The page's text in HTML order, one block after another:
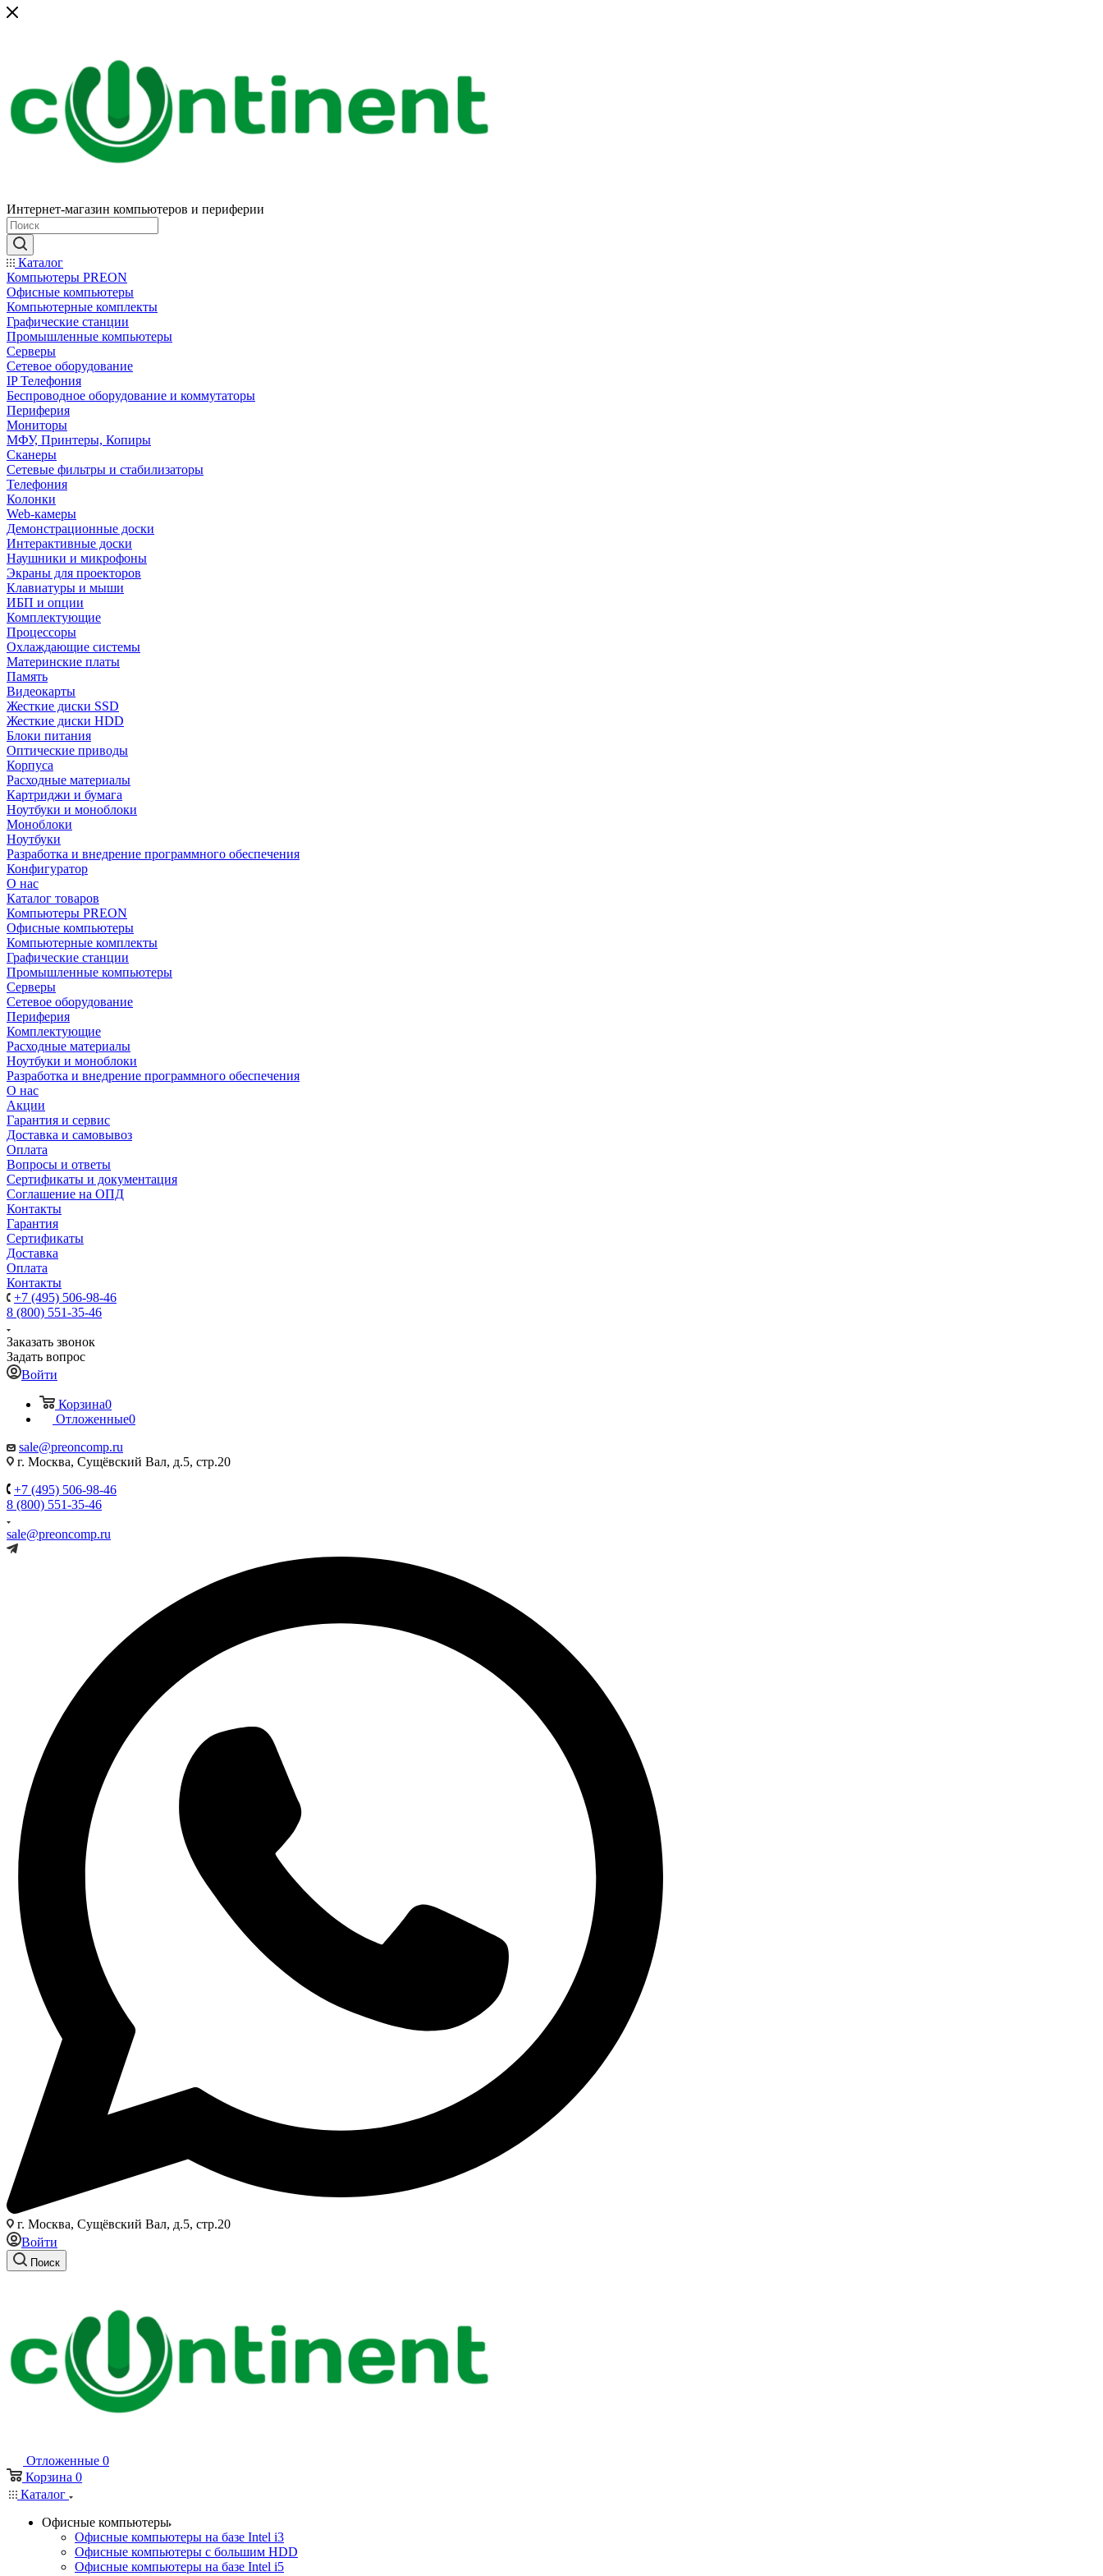
Интернет-магазин компьютеров и периферии
Каталог
Компьютеры PREON
Офисные компьютеры
Компьютерные комплекты
Графические станции
Промышленные компьютеры
Серверы
Сетевое оборудование
IP Телефония
Беспроводное оборудование и коммутаторы
Периферия
Мониторы
МФУ, Принтеры, Копиры
Сканеры
Сетевые фильтры и стабилизаторы
Телефония
Колонки
Web-камеры
Демонстрационные доски
Интерактивные доски
Наушники и микрофоны
Экраны для проекторов
Клавиатуры и мыши
ИБП и опции
Комплектующие
Процессоры
Охлаждающие системы
Материнские платы
Память
Видеокарты
Жесткие диски SSD
Жесткие диски HDD
Блоки питания
Оптические приводы
Корпуса
Расходные материалы
Картриджи и бумага
Ноутбуки и моноблоки
Моноблоки
Ноутбуки
Разработка и внедрение программного обеспечения
Конфигуратор
О нас
Каталог товаров
Компьютеры PREON
Офисные компьютеры
Компьютерные комплекты
Графические станции
Промышленные компьютеры
Серверы
Сетевое оборудование
Периферия
Комплектующие
Расходные материалы
Ноутбуки и моноблоки
Разработка и внедрение программного обеспечения
О нас
Акции
Гарантия и сервис
Доставка и самовывоз
Оплата
Вопросы и ответы
Сертификаты и документация
Соглашение на ОПД
Контакты
Гарантия
Сертификаты
Доставка
Оплата
Контакты
+7 (495) 506-98-46
8 (800) 551-35-46
Заказать звонок
Задать вопрос
Войти
Корзина0
Отложенные0
sale@preoncomp.ru
г. Москва, Сущёвский Вал, д.5, стр.20
+7 (495) 506-98-46
8 (800) 551-35-46
sale@preoncomp.ru
г. Москва, Сущёвский Вал, д.5, стр.20
Войти
Поиск
Отложенные 0
Корзина 0
Каталог
Офисные компьютеры
Офисные компьютеры на базе Intel i3
Офисные компьютеры с большим HDD
Офисные компьютеры на базе Intel i5